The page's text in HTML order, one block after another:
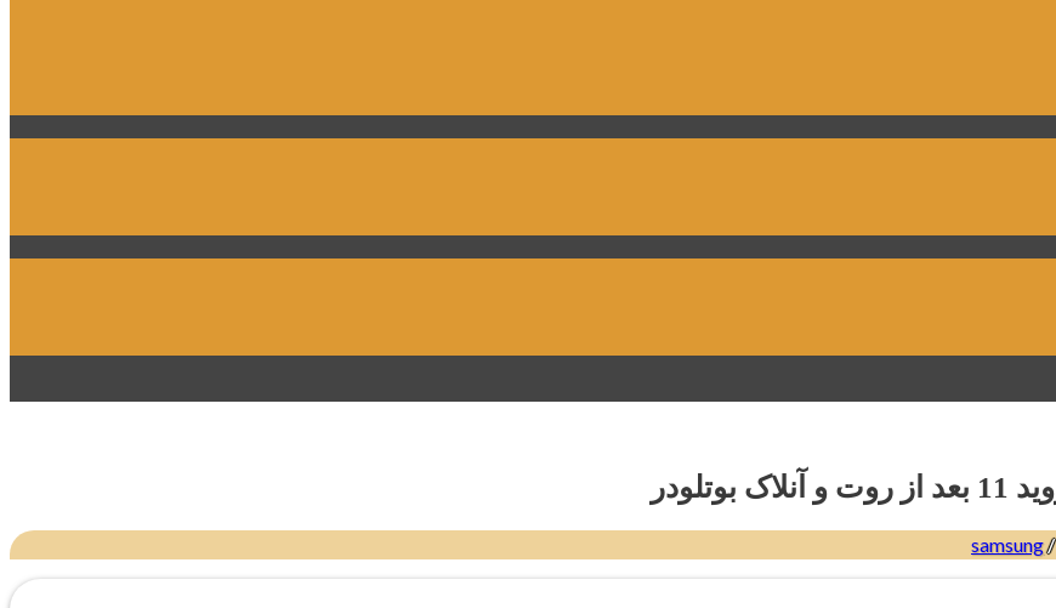
/
samsung